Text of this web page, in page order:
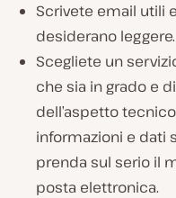
Scrivete email utili
desiderano leggere.
Scegliete un
che sia in grado e
dell’aspetto
informazioni e dati
prenda sul serio il
posta elettronica.